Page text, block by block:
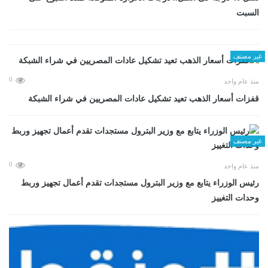
السبت
غير مصنف
منذ عام واحد 0
قفزات أسعار الذهب تعيد تشكيل عادات المصريين في شراء الشبكة
غير مصنف
منذ عام واحد 0
رئيس الوزراء يتابع مع وزير البترول مستجدات تقدم أعمال تجهيز وربط
وحدات التغييز